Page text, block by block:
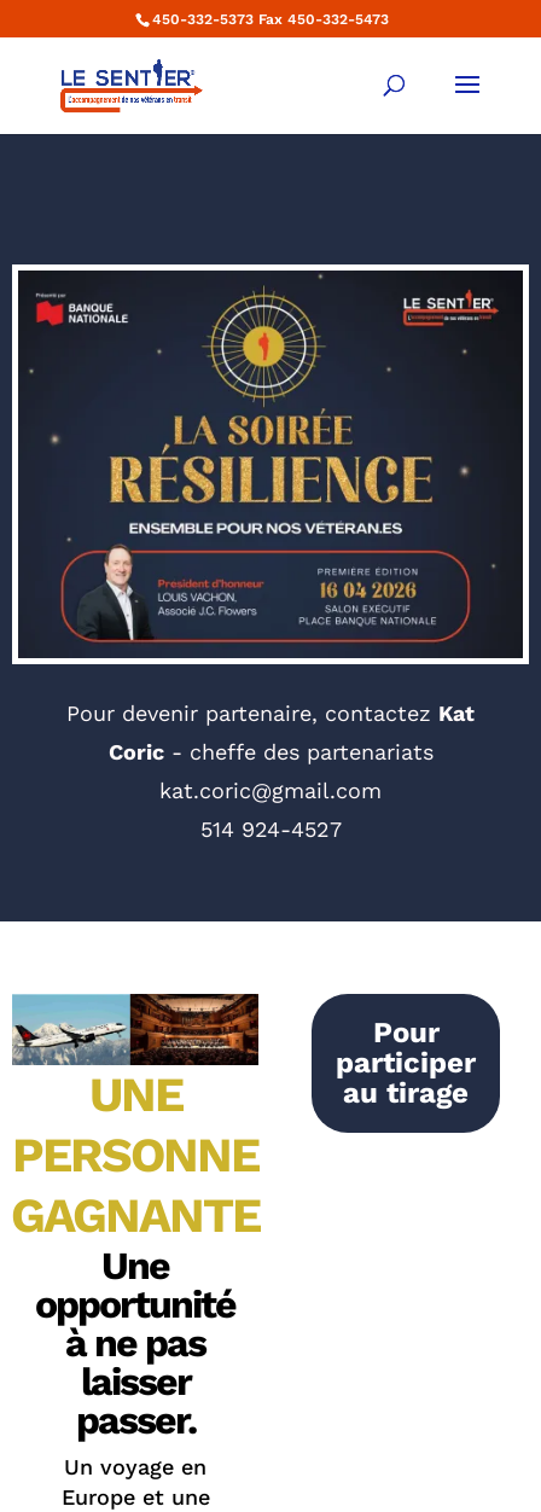
450-332-5373 Fax 450-332-5473
Pour devenir partenaire, contactez Kat
Coric- cheffe des partenariats
kat.coric@gmail.com
514 924-4527
UNE
PERSONNE
GAGNANTE
Une
opportunité
à ne pas
laisser
passer.
Un voyage en
Europe et une
Pour
participer
au tirage